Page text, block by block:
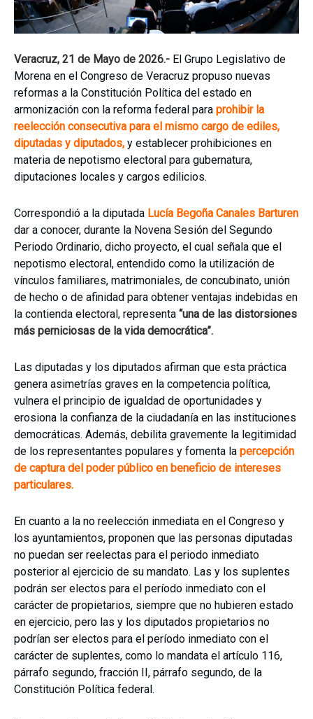
Veracruz, 21 de Mayo de 2026.- El Grupo Legislativo de
Morena en el Congreso de Veracruz propuso nuevas
reformas a la Constitución Política del estado en
armonización con la reforma federal para prohibir la
reelección consecutiva para el mismo cargo de ediles,
diputadas y diputados, y establecer prohibiciones en
materia de nepotismo electoral para gubernatura,
diputaciones locales y cargos edilicios.
Correspondió a la diputada Lucía Begoña Canales Barturen
dar a conocer, durante la Novena Sesión del Segundo
Periodo Ordinario, dicho proyecto, el cual señala que el
nepotismo electoral, entendido como la utilización de
vínculos familiares, matrimoniales, de concubinato, unión
de hecho o de afinidad para obtener ventajas indebidas en
la contienda electoral, representa “una de las distorsiones
más perniciosas de la vida democrática”.
Las diputadas y los diputados afirman que esta práctica
genera asimetrías graves en la competencia política,
vulnera el principio de igualdad de oportunidades y
erosiona la confianza de la ciudadanía en las instituciones
democráticas. Además, debilita gravemente la legitimidad
de los representantes populares y fomenta la percepción
de captura del poder público en beneficio de intereses
particulares.
En cuanto a la no reelección inmediata en el Congreso y
los ayuntamientos, proponen que las personas diputadas
no puedan ser reelectas para el periodo inmediato
posterior al ejercicio de su mandato. Las y los suplentes
podrán ser electos para el período inmediato con el
carácter de propietarios, siempre que no hubieren estado
en ejercicio, pero las y los diputados propietarios no
podrían ser electos para el período inmediato con el
carácter de suplentes, como lo mandata el artículo 116,
párrafo segundo, fracción II, párrafo segundo, de la
Constitución Política federal.